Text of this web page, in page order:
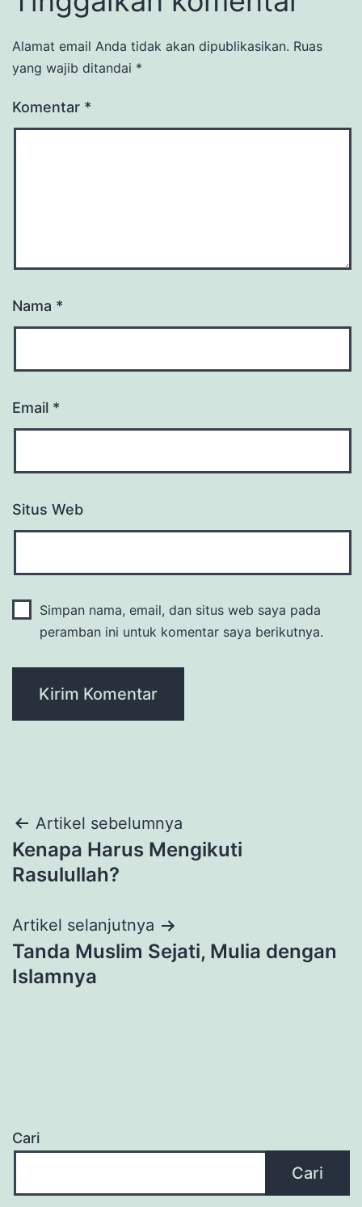
Alamat email Anda tidak akan dipublikasikan. Ruas
yang wajib ditandai *
Komentar *
Nama *
Email *
Situs Web
Simpan nama, email, dan situs web saya pada
peramban ini untuk komentar saya berikutnya.
Navigasi
pos
Artikel sebelumnya
Kenapa Harus Mengikuti
Rasulullah?
Artikel selanjutnya
Tanda Muslim Sejati, Mulia dengan
Islamnya
Cari
Cari